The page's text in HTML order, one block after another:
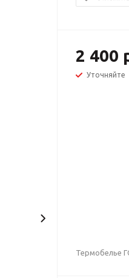
2 400
Уточняйте
Термобелье